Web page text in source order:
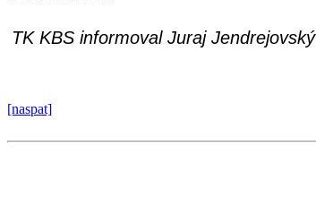
TK KBS informoval Juraj Jendrejovský
[naspat]